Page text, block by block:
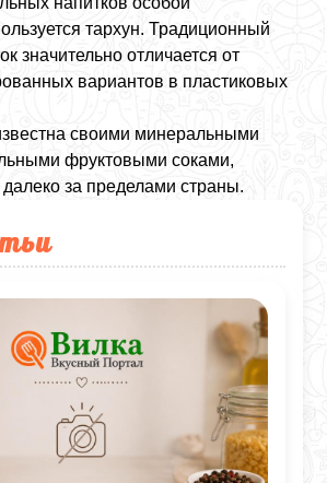
тархун. Традиционный
значительно отличается от
вариантов в пластиковых
своими минеральными
фруктовыми соками,
за пределами страны.